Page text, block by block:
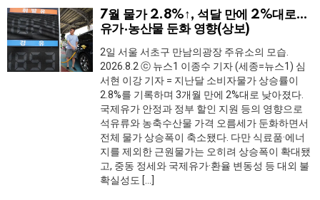
7월 물가 2.8%↑, 석달 만에 2%대로…
유가·농산물 둔화 영향(상보)
2일 서울 서초구 만남의광장 주유소의 모습.
2026.8.2 ⓒ 뉴스1 이종수 기자 (세종=뉴스1) 심
서현 이강 기자 = 지난달 소비자물가 상승률이
2.8%를 기록하며 3개월 만에 2%대로 낮아졌다.
국제유가 안정과 정부 할인 지원 등의 영향으로
석유류와 농축수산물 가격 오름세가 둔화하면서
전체 물가 상승폭이 축소됐다. 다만 식료품·에너
지를 제외한 근원물가는 오히려 상승폭이 확대됐
고, 중동 정세와 국제유가·환율 변동성 등 대외 불
확실성도 […]